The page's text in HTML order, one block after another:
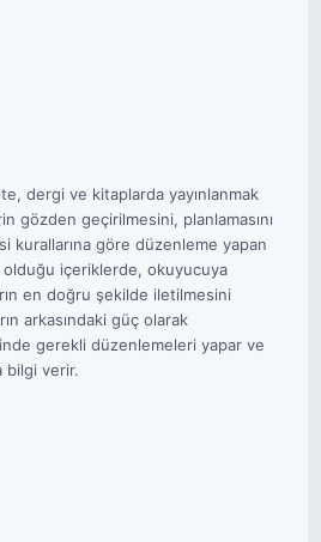
dergi ve kitaplarda yayınlanmak
gözden geçirilmesini, planlamasını
kurallarına göre düzenleme yapan
olduğu içeriklerde, okuyucuya
en doğru şekilde iletilmesini
arkasındaki güç olarak
gerekli düzenlemeleri yapar ve
bilgi verir.